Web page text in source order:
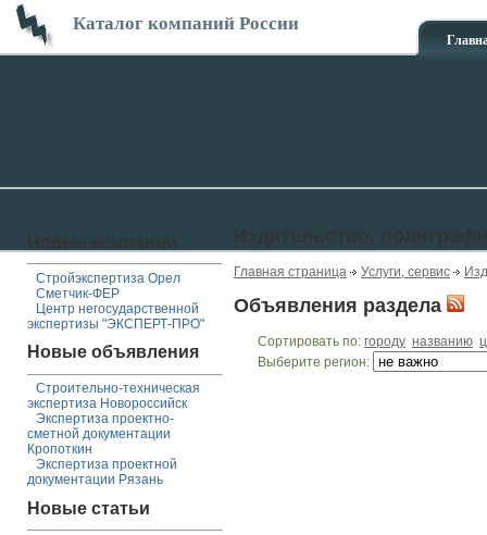
Каталог компаний России
Стройэкспертиза Орел
Сметчик-ФЕР
Центр негосударственной
экспертизы "ЭКСПЕРТ-ПРО"
Новые объявления
Строительно-техническая
экспертиза Новороссийск
Экспертиза проектно-
сметной документации
Кропоткин
Экспертиза проектной
документации Рязань
Новые статьи
Главная страница Услуги, сервис
Объявления раздела
Сортировать по: городу названию
Выберите регион: